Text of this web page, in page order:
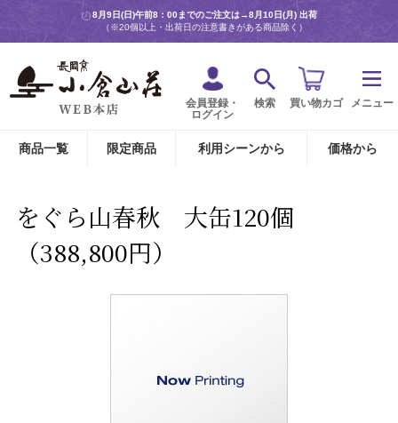
8月9日(日)午前8：00までのご注文は→8月10日(月) 出荷
（※20個以上・出荷日の注意書きがある商品除く）
会員登録・
ログイン
検索 買い物カゴ メニュー
商品一覧 限定商品 利用シーンから 価格から
をぐら山春秋 大缶120個
（388,800円）